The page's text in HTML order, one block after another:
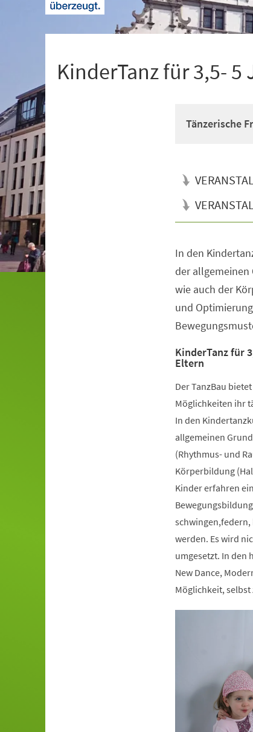
KinderTanz für 3,5-
Tänzerische
In den
der allgemeinen
wie auch der
und
KinderTanz für
Eltern
Der TanzBau
Möglichkeiten ihr
In den
allgemeinen
(Rhythmus- und
Körperbildung
Kinder erfahren
werden. Es wird
umgesetzt. In den
New Dance,
Möglichkeit,